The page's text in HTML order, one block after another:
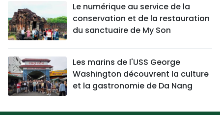
Le numérique au service de la
conservation et de la restauration
du sanctuaire de My Son
Les marins de l'USS George
Washington découvrent la culture
et la gastronomie de Da Nang